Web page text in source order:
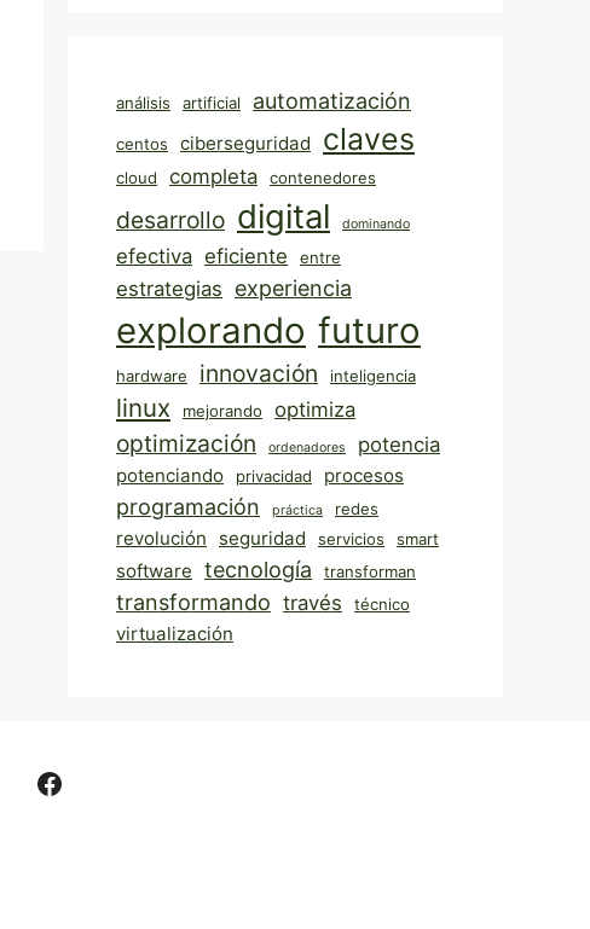
análisis artificial automatización
centos ciberseguridad claves
cloud completa contenedores
desarrollo digital dominando
efectiva eficiente entre
estrategias experiencia
explorando futuro
hardware innovación inteligencia
linux mejorando optimiza
optimización ordenadores potencia
potenciando privacidad procesos
programación práctica redes
revolución seguridad servicios smart
software tecnología transforman
transformando través técnico
virtualización
Facebook